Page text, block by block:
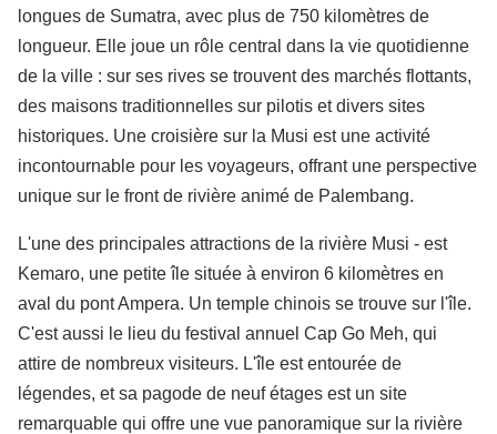
longues de Sumatra, avec plus de 750 kilomètres de
longueur. Elle joue un rôle central dans la vie quotidienne
de la ville : sur ses rives se trouvent des marchés flottants,
des maisons traditionnelles sur pilotis et divers sites
historiques. Une croisière sur la Musi est une activité
incontournable pour les voyageurs, offrant une perspective
unique sur le front de rivière animé de Palembang.
L'une des principales attractions de la rivière Musi - est
Kemaro, une petite île située à environ 6 kilomètres en
aval du pont Ampera. Un temple chinois se trouve sur l'île.
C'est aussi le lieu du festival annuel Cap Go Meh, qui
attire de nombreux visiteurs. L'île est entourée de
légendes, et sa pagode de neuf étages est un site
remarquable qui offre une vue panoramique sur la rivière